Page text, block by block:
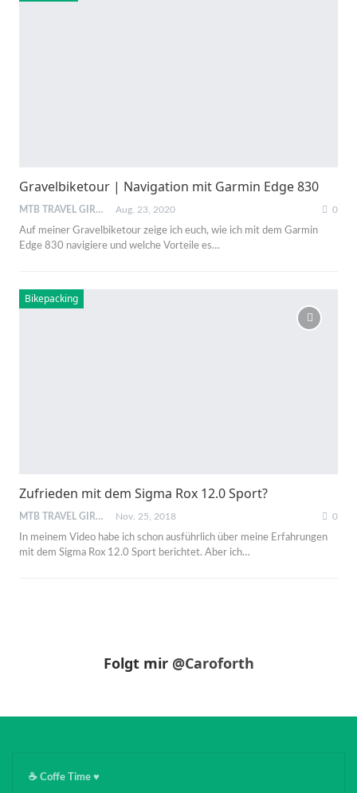
Gravelbiketour | Navigation mit Garmin Edge 830
MTB TRAVEL GIRL Aug. 23, 2020 0
Auf meiner Gravelbiketour zeige ich euch, wie ich mit dem Garmin
Edge 830 navigiere und welche Vorteile es…
Bikepacking
Zufrieden mit dem Sigma Rox 12.0 Sport?
MTB TRAVEL GIRL Nov. 25, 2018 0
In meinem Video habe ich schon ausführlich über meine Erfahrungen
mit dem Sigma Rox 12.0 Sport berichtet. Aber ich…
Folgt mir @Caroforth
☕️ Coffe Time ♥️